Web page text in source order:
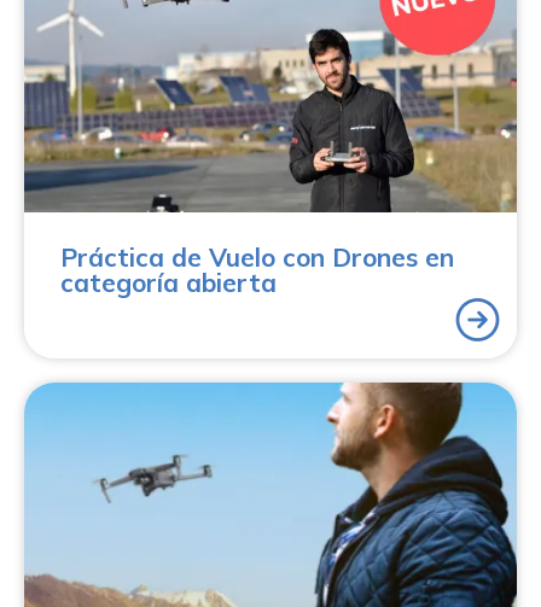
Práctica de Vuelo con Drones en
categoría abierta
A1/A3 o A2 y quieres seguir mejorando tus
habilidades? Nuestra Práctica de Vuelo con Drones en
categoría abierta está diseñada para ayudarte a
adquirir experiencia real de pilotaje en un entorno
seguro, controlado y acompañado por instructores
especializados.
Prepárate con Aerocamaras para conseguir el
requisito mínimo para poder volar drones. Fórmate con
el Curso Básico Profesional de Piloto de Drones
(A1/A3) y adquiere el certificado mínimo requerido por
AESA para poder volar tu aeronave. Consigue el título
oficial que te acreditará como piloto de UAS en
categoría abierta en todo el territorio europeo. Este
título te permite obtener el certificado oficial expedido